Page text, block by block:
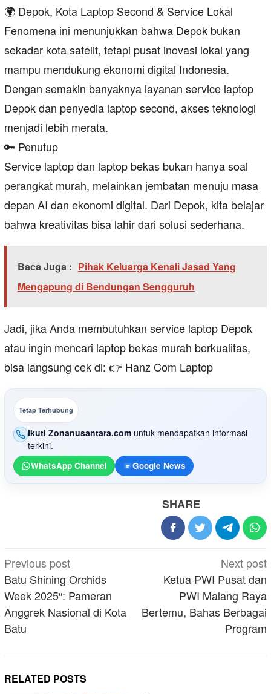
🌍 Depok, Kota Laptop Second & Service Lokal
Fenomena ini menunjukkan bahwa Depok bukan
sekadar kota satelit, tetapi pusat inovasi lokal yang
mampu mendukung ekonomi digital Indonesia.
Dengan semakin banyaknya layanan service laptop
Depok dan penyedia laptop second, akses teknologi
menjadi lebih merata.
🔑 Penutup
Service laptop dan laptop bekas bukan hanya soal
perangkat murah, melainkan jembatan menuju masa
depan AI dan ekonomi digital. Dari Depok, kita belajar
bahwa kreativitas bisa lahir dari solusi sederhana.
Baca Juga : Pihak Keluarga Kenali Jasad Yang
Mengapung di Bendungan Sengguruh
Jadi, jika Anda membutuhkan service laptop Depok
atau ingin mencari laptop bekas murah berkualitas,
bisa langsung cek di: 👉 Hanz Com Laptop
Tetap Terhubung
Ikuti Zonanusantara.com untuk mendapatkan informasi
terkini.
WhatsApp Channel Google News
SHARE
Post
navigation
Previous post
Batu Shining Orchids
Week 2025″: Pameran
Anggrek Nasional di Kota
Batu
Next post
Ketua PWI Pusat dan
PWI Malang Raya
Bertemu, Bahas Berbagai
Program
RELATED POSTS